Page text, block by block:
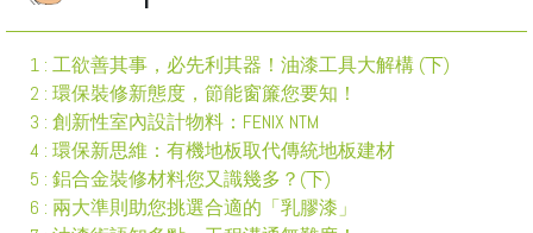
1 : 工欲善其事，必先利其器！油漆工具大解構 (下)
2 : 環保裝修新態度，節能窗簾您要知！
3 : 創新性室內設計物料：FENIX NTM
4 : 環保新思維：有機地板取代傳統地板建材
5 : 鋁合金裝修材料您又識幾多？(下)
6 : 兩大準則助您挑選合適的「乳膠漆」